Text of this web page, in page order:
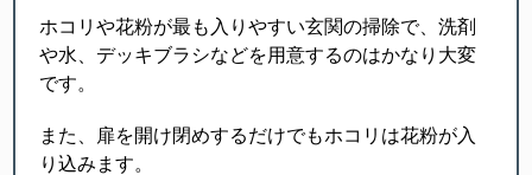
ホコリや花粉が最も入りやすい玄関の掃除で、洗剤
や水、デッキブラシなどを用意するのはかなり大変
です。
また、扉を開け閉めするだけでもホコリは花粉が入
り込みます。